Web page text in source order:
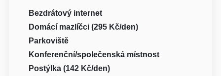
Bezdrátový internet
Domácí mazlíčci (295 Kč/den)
Parkoviště
Konferenční/společenská místnost
Postýlka (142 Kč/den)